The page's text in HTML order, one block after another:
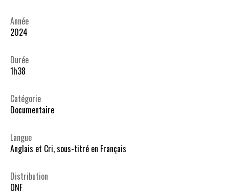
Année
2024
Durée
1h38
Catégorie
Documentaire
Langue
Anglais et Cri, sous-titré en Français
Distribution
ONF